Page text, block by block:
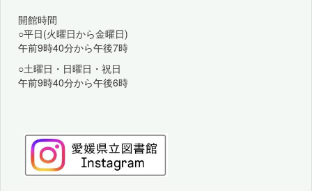
開館時間
○平日(火曜日から金曜日)
午前9時40分から午後7時
○土曜日・日曜日・祝日
午前9時40分から午後6時